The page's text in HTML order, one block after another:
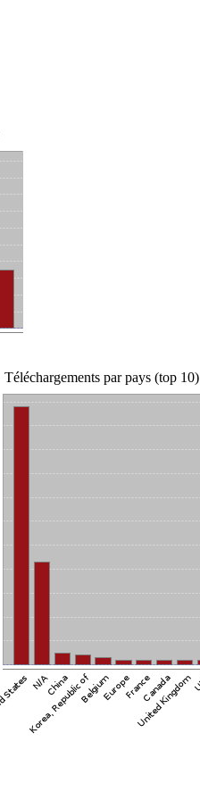
Téléchargements par pays (top 10)